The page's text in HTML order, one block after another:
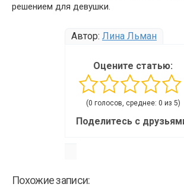
решением для девушки.
Автор: Лина Льман
Оцените статью:
(0 голосов, среднее: 0 из 5)
Поделитесь с
Похожие записи: